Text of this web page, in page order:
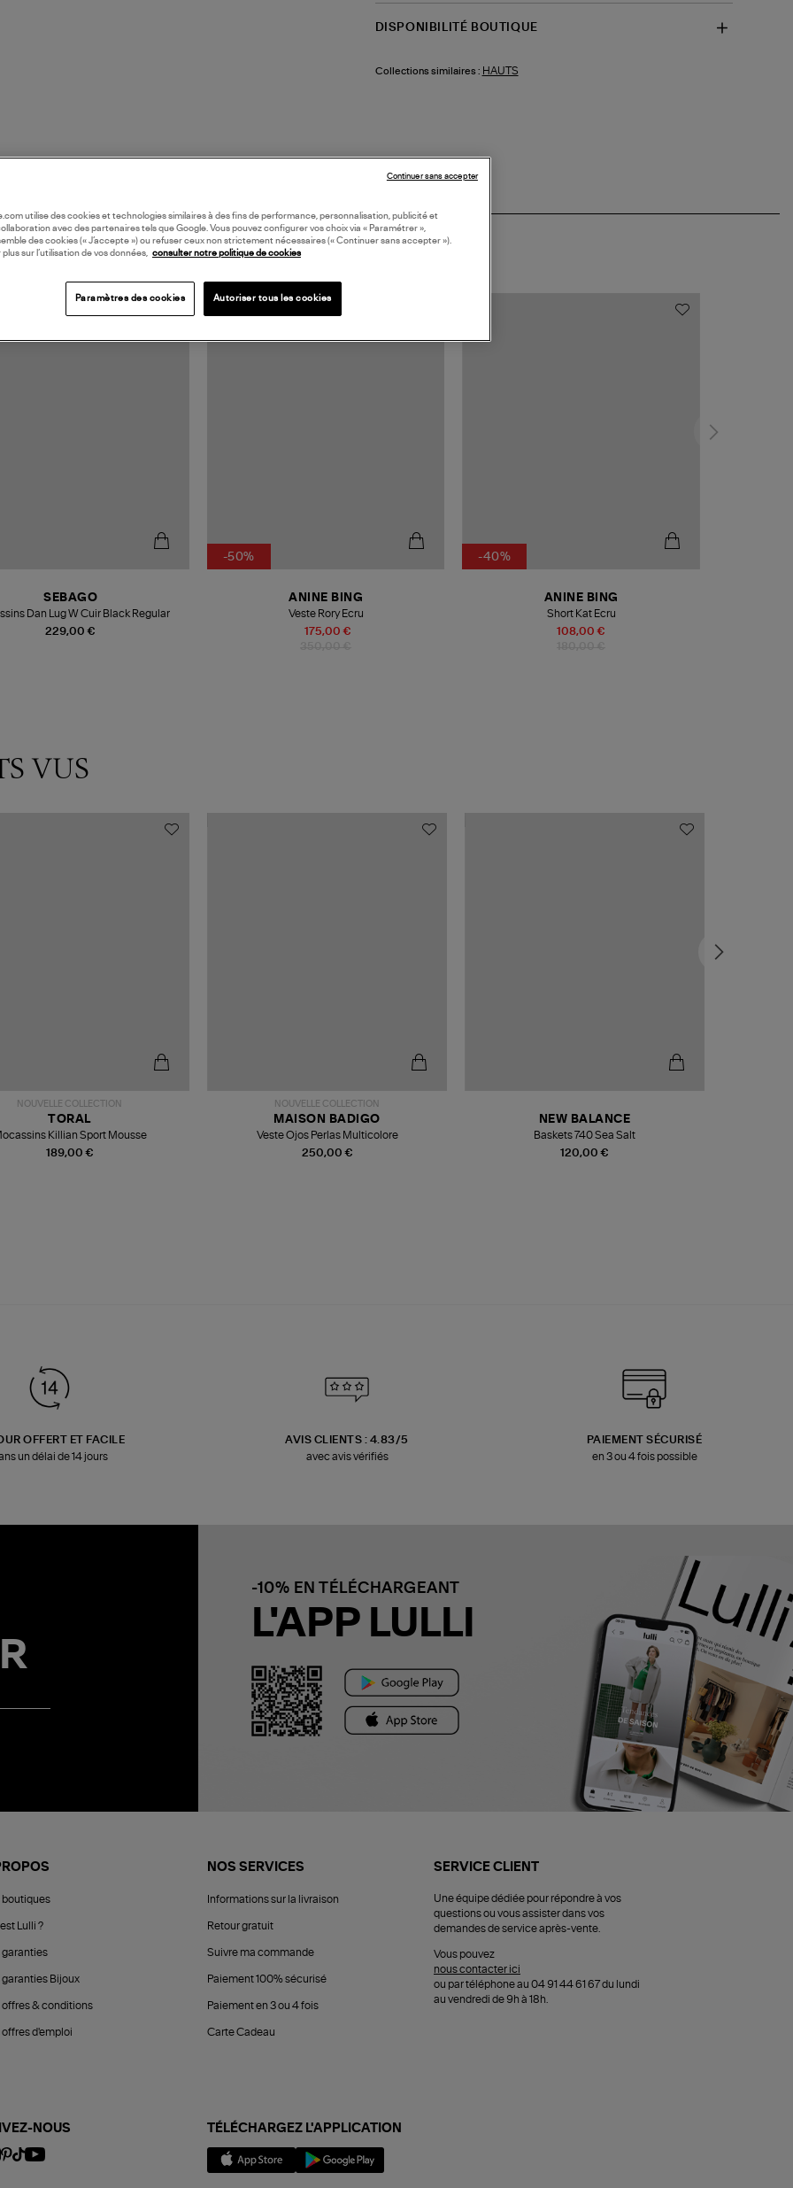
DISPONIBILITÉ BOUTIQUE
Collections similaires : HAUTS
229,00 €
SEBAGO
Dan Lug W Cuir Black Regular
-50%
175,00 €
ANINE BING
Veste Rory Ecru
-40%
108,00 €
ANINE BING
Short Kat Ecru
VUS
NOUVELLE COLLECTION
189,00 €
TORAL
Killian Sport Mousse
NOUVELLE COLLECTION
250,00 €
MAISON BADIGO
Veste Ojos Perlas Multicolore
120,00 €
NEW BALANCE
Baskets 740 Sea Salt
OFFERT ET FACILE
un délai de 14 jours
AVIS CLIENTS : 4.83/5
avec avis vérifiés
PAIEMENT SÉCURISÉ
en 3 ou 4 fois possible
-10% EN TÉLÉCHARGEANT
L'APP LULLI
boutiques
Lulli ?
garanties
garanties Bijoux
offres & conditions
offres d'emploi
NOS SERVICES
Informations sur la livraison
Retour gratuit
Suivre ma commande
Paiement 100% sécurisé
Paiement en 3 ou 4 fois
Carte Cadeau
SERVICE CLIENT
Une équipe dédiée pour répondre à vos
questions ou vous assister dans vos
demandes de service après-vente.
Vous pouvez
nous contacter ici
ou par téléphone au 04 91 44 61 67 du lundi
au vendredi de 9h à 18h.
NOUS TÉLÉCHARGEZ L'APPLICATION
utilise des cookies et technologies similaires à des fins de performance, personnalisation, publicité et
avec des partenaires tels que Google. Vous pouvez configurer vos choix via « Paramétrer »,
des cookies (« J’accepte ») ou refuser ceux non strictement nécessaires (« Continuer sans accepter »).
plus sur l’utilisation de vos données, consulter notre politique de cookies
Paramètres des cookies Autoriser tous les cookies
Continuer sans accepter